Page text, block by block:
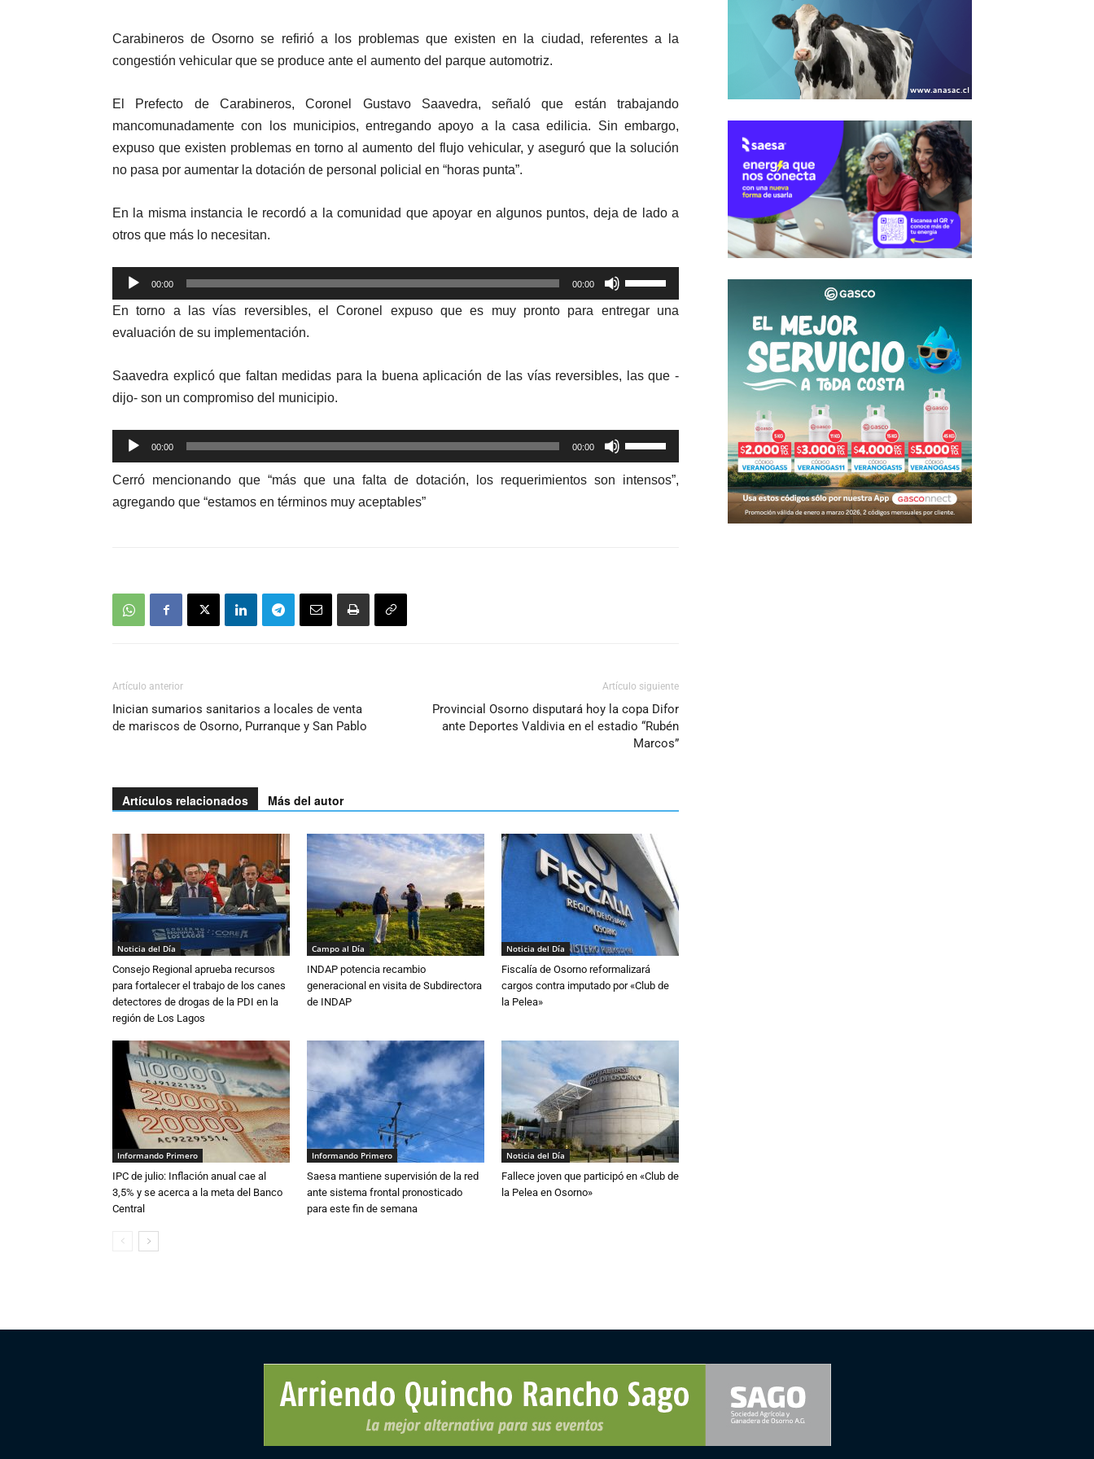
Carabineros de Osorno se refirió a los problemas que existen en la ciudad, referentes a la
congestión vehicular que se produce ante el aumento del parque automotriz.
El Prefecto de Carabineros, Coronel Gustavo Saavedra, señaló que están trabajando
mancomunadamente con los municipios, entregando apoyo a la casa edilicia. Sin embargo,
expuso que existen problemas en torno al aumento del flujo vehicular, y aseguró que la solución
no pasa por aumentar la dotación de personal policial en “horas punta”.
En la misma instancia le recordó a la comunidad que apoyar en algunos puntos, deja de lado a
otros que más lo necesitan.
Reproductor
de
audio
00:00 00:00
las
teclas
arriba/abajo
o
disminuir
el
En torno a las vías reversibles, el Coronel expuso que es muy pronto para entregar una
evaluación de su implementación.
Saavedra explicó que faltan medidas para la buena aplicación de las vías reversibles, las que -
dijo- son un compromiso del municipio.
Reproductor
de
audio
00:00 00:00
las
teclas
Cerró mencionando que “más que una falta de dotación, los requerimientos son intensos”,
agregando que “estamos en términos muy aceptables”
Artículo anterior
Inician sumarios sanitarios a locales de venta
de mariscos de Osorno, Purranque y San Pablo
Artículo siguiente
Provincial Osorno disputará hoy la copa Difor
ante Deportes Valdivia en el estadio “Rubén
Marcos”
Artículos relacionados Más del autor
Noticia del Día
Consejo Regional aprueba recursos
para fortalecer el trabajo de los canes
detectores de drogas de la PDI en la
región de Los Lagos
Campo al Día
INDAP potencia recambio
generacional en visita de Subdirectora
de INDAP
Noticia del Día
Fiscalía de Osorno reformalizará
cargos contra imputado por «Club de
la Pelea»
Informando Primero
IPC de julio: Inflación anual cae al
3,5% y se acerca a la meta del Banco
Central
Informando Primero
Saesa mantiene supervisión de la red
ante sistema frontal pronosticado
para este fin de semana
Noticia del Día
Fallece joven que participó en «Club de
la Pelea en Osorno»